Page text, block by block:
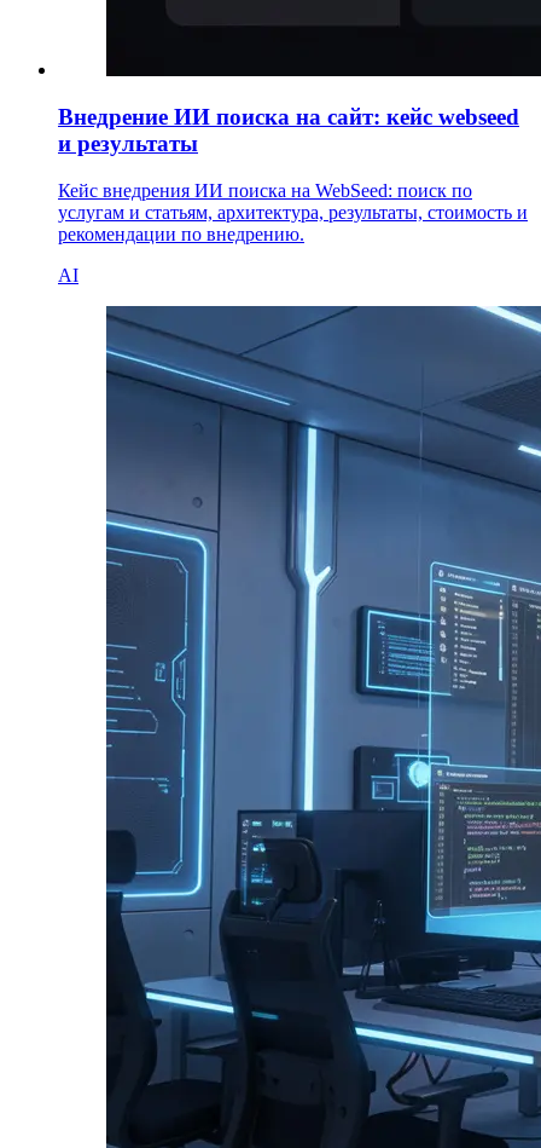
Внедрение ИИ поиска на сайт: кейс webseed
и результаты
Кейс внедрения ИИ поиска на WebSeed: поиск по
услугам и статьям, архитектура, результаты, стоимость и
рекомендации по внедрению.
AI